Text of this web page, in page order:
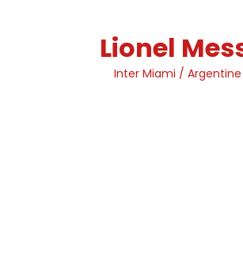
Lionel
Inter Miami / Argentine